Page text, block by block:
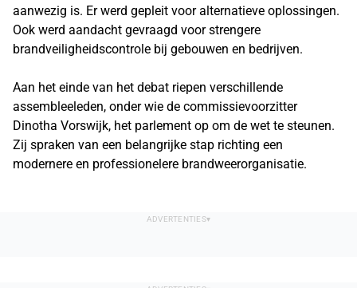
aanwezig is. Er werd gepleit voor alternatieve oplossingen.
Ook werd aandacht gevraagd voor strengere
brandveiligheidscontrole bij gebouwen en bedrijven.
Aan het einde van het debat riepen verschillende
assembleeleden, onder wie de commissievoorzitter
Dinotha Vorswijk, het parlement op om de wet te steunen.
Zij spraken van een belangrijke stap richting een
modernere en professionelere brandweerorganisatie.